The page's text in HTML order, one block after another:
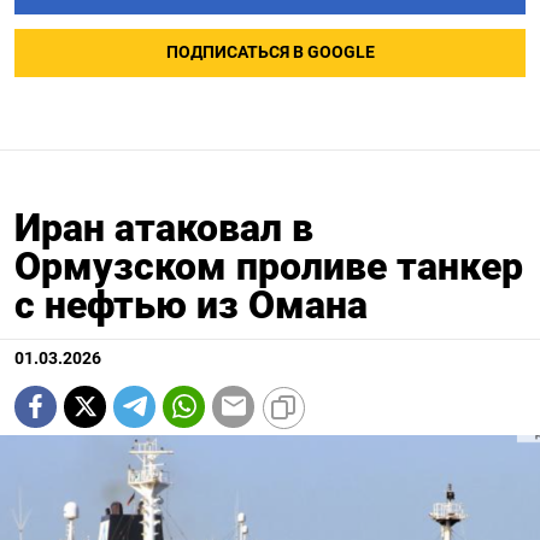
ПОДПИСАТЬСЯ В GOOGLE
Иран атаковал в
Ормузском проливе танкер
с нефтью из Омана
01.03.2026